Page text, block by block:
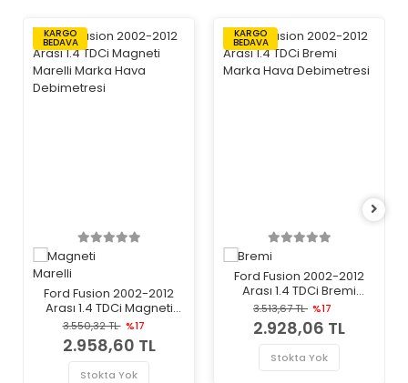
KARGO
BEDAVA
Ford Fusion 2002-2012
Arası 1.4 TDCi Magneti
Marelli Marka Hava
Debimetresi
3.550,32 TL %17
2.958,60 TL
Stokta Yok
KARGO
BEDAVA
Ford Fusion 2002-2012
Arası 1.4 TDCi Bremi
Marka Hava Debimetresi
3.513,67 TL %17
2.928,06 TL
Stokta Yok